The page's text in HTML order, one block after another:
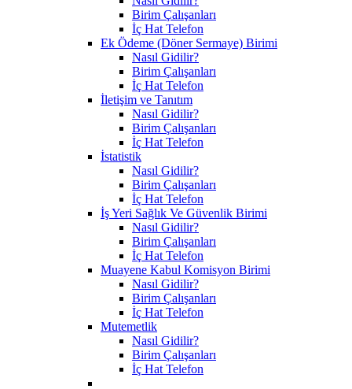
Birim Çalışanları
İç Hat Telefon
Ek Ödeme (Döner Sermaye) Birimi
Nasıl Gidilir?
Birim Çalışanları
İç Hat Telefon
İletişim ve Tanıtım
Nasıl Gidilir?
Birim Çalışanları
İç Hat Telefon
İstatistik
Nasıl Gidilir?
Birim Çalışanları
İç Hat Telefon
İş Yeri Sağlık Ve Güvenlik Birimi
Nasıl Gidilir?
Birim Çalışanları
İç Hat Telefon
Muayene Kabul Komisyon Birimi
Nasıl Gidilir?
Birim Çalışanları
İç Hat Telefon
Mutemetlik
Nasıl Gidilir?
Birim Çalışanları
İç Hat Telefon